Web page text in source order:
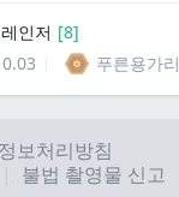
인저 [8]
푸른용가리
보처리방침
불법 촬영물 신고